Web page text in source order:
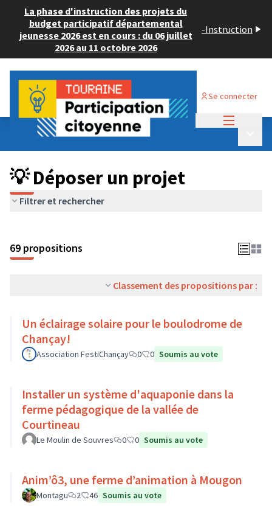
La phase d'instruction des projets du
budget participatif départemental
jeunesse 2026 est en cours : du 06 juillet
2026 au 11 octobre 2026
-Instruction
Se connecter
Budget Participatif ADULTE 2024
💡 Déposer un projet
💡 Déposer un projet
Filtrer et rechercher
69 propositions
Classement des propositions par :
Un éclairage solaire pour le boulodrome de
Chançay!
Association FestiChançay 0 0 Soumis au vote
Installer un système d'aquaponie dans la
ferme pédagogique de la vallée de
Courtineau
Le Moulin de Souvres 0 0 Soumis au vote
Anim’ô3, une ferme d’animation à Mougon
Montagu 2 46 Soumis au vote